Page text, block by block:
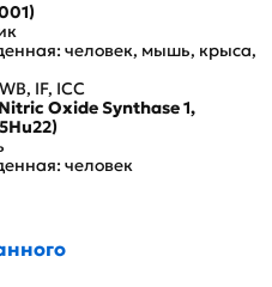
человек, мышь, крыса,
IF, ICC
Oxide Synthase 1,
человек